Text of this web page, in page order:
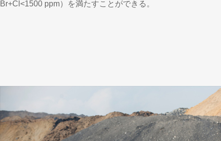
Br+Cl<1500 ppm）を満たすことができる。